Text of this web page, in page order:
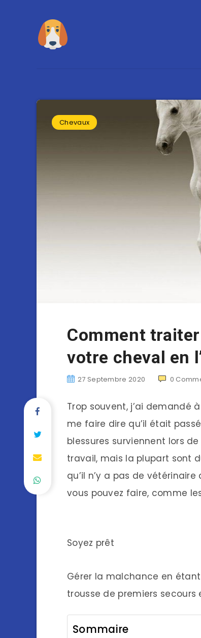
Chevaux
Comment
votre cheval en
27 Septembre 2020 0
Trop souvent, j’ai demandé
me faire dire qu’il était
blessures surviennent lors
travail, mais la plupart sont
qu’il n’y a pas de
vous pouvez faire, comme
Soyez prêt
Gérer la malchance en
trousse de premiers secours
Sommaire